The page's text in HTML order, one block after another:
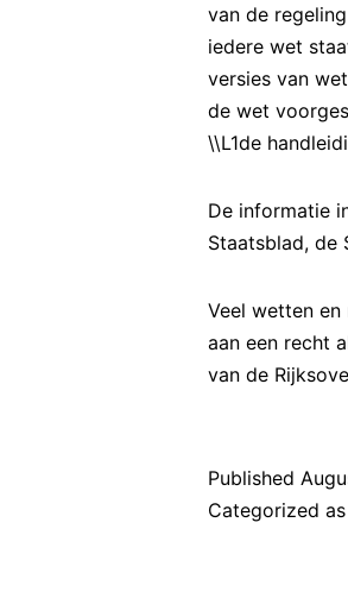
van de
iedere wet
versies van
de wet
\\L1de
De informatie
Staatsblad, de
Veel wetten
aan een recht
van de
Published
Categorized as